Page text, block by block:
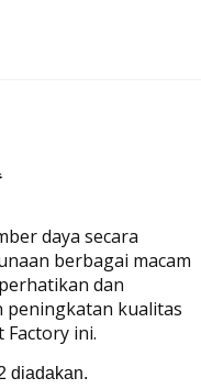
daya secara
berbagai macam
dan
peningkatan kualitas
ini.
diadakan.